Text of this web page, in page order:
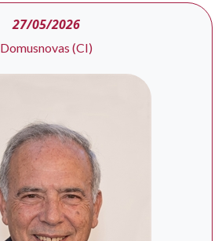
27/05/2026
Domusnovas (CI)